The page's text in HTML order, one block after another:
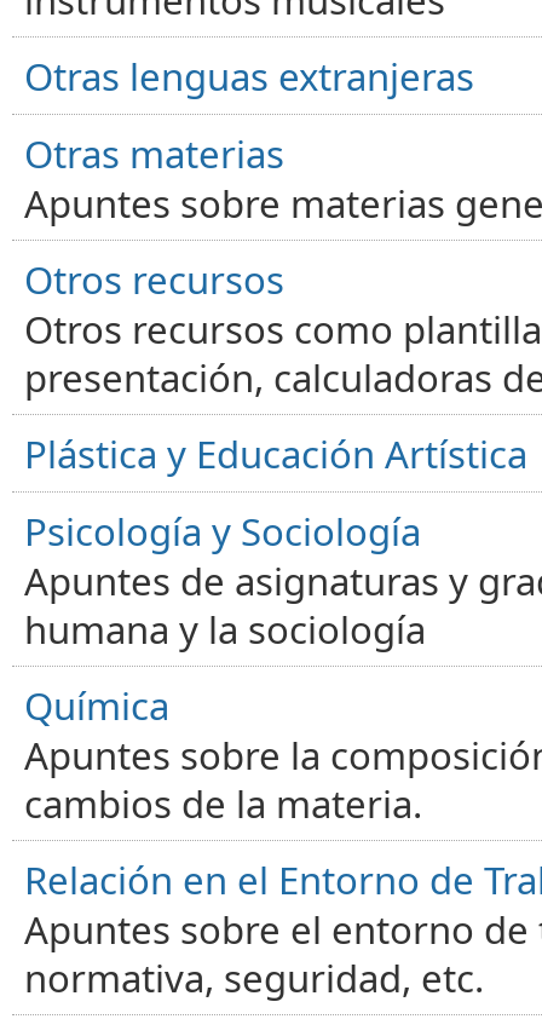
Otras lenguas extranjeras
Otras materias
Apuntes sobre materias
Otros recursos
Otros recursos como
presentación, calculadoras
Plástica y Educación Artística
Psicología y Sociología
Apuntes de asignaturas y
humana y la sociología
Química
Apuntes sobre la
cambios de la materia.
Relación en el Entorno de
Apuntes sobre el entorno
normativa, seguridad, etc.